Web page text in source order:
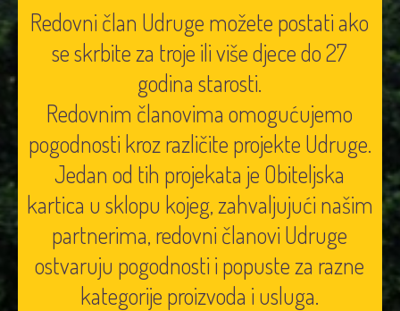
Redovni član Udruge možete postati ako
se skrbite za troje ili više djece do 27
godina starosti.
Redovnim članovima omogućujemo
pogodnosti kroz različite projekte Udruge.
Jedan od tih projekata je Obiteljska
kartica u sklopu kojeg, zahvaljujući našim
partnerima, redovni članovi Udruge
ostvaruju pogodnosti i popuste za razne
kategorije proizvoda i usluga.